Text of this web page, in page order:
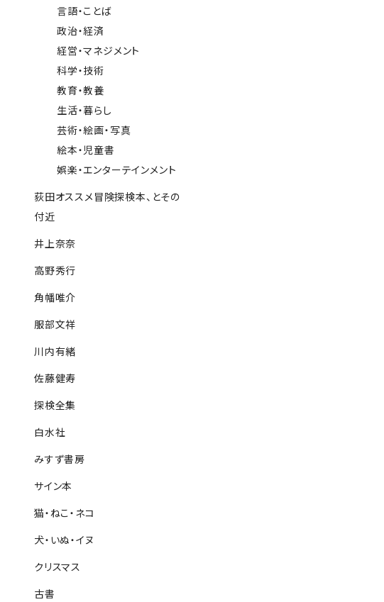
言語・ことば
政治・経済
経営・マネジメント
科学・技術
教育・教養
生活・暮らし
芸術・絵画・写真
絵本・児童書
娯楽・エンターテインメント
荻田オススメ冒険探検本、とその
付近
井上奈奈
高野秀行
角幡唯介
服部文祥
川内有緒
佐藤健寿
探検全集
白水社
みすず書房
サイン本
猫・ねこ・ネコ
犬・いぬ・イヌ
クリスマス
古書